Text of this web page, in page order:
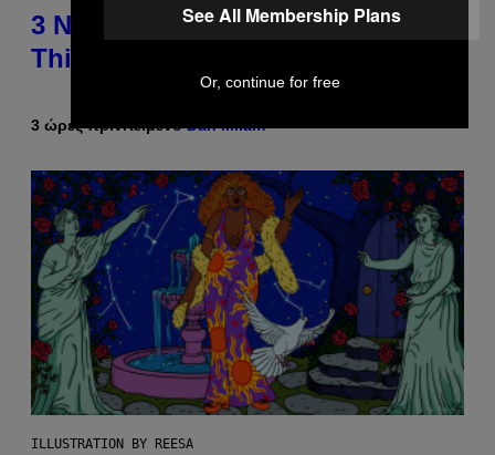
3 No-Skip Pop Albums Turning 30
This Year
3 ώρες πρινΚείμενοDan Milam
ILLUSTRATION BY REESA
See All Membership Plans
Or, continue for free